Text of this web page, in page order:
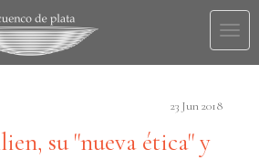
23 Jun 2018
su "nueva ética" y